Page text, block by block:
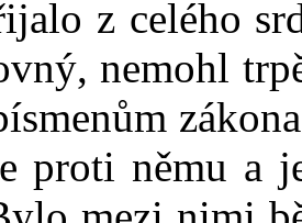
z celého
nemohl
proti němu a